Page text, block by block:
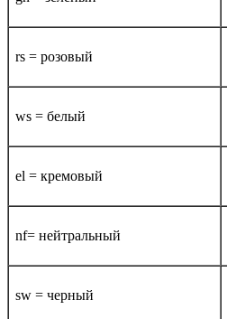
rs = розовый
ws = белый
el = кремовый
nf= нейтральный
sw = черный